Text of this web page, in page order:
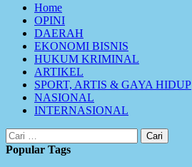
Primary
Menu
Home
OPINI
DAERAH
EKONOMI BISNIS
HUKUM KRIMINAL
ARTIKEL
SPORT, ARTIS & GAYA HIDUP
NASIONAL
INTERNASIONAL
Cari
untuk:
Popular Tags